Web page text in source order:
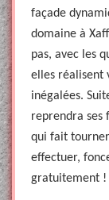
façade
domaine à
pas, avec les
elles réalisent
inégalées.
reprendra ses
qui fait tourner
effectuer,
gratuitement !